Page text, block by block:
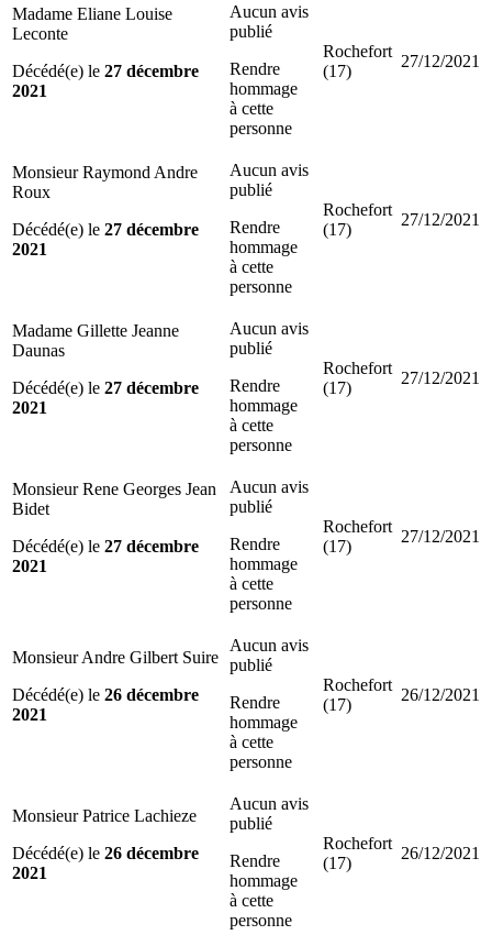
Madame Eliane Louise
Leconte
Décédé(e) le 27 décembre
2021
Aucun avis
publié
Rendre
hommage
à cette
personne
Rochefort
(17)
27/12/2021
Monsieur Raymond Andre
Roux
Décédé(e) le 27 décembre
2021
Aucun avis
publié
Rendre
hommage
à cette
personne
Rochefort
(17)
27/12/2021
Madame Gillette Jeanne
Daunas
Décédé(e) le 27 décembre
2021
Aucun avis
publié
Rendre
hommage
à cette
personne
Rochefort
(17)
27/12/2021
Monsieur Rene Georges Jean
Bidet
Décédé(e) le 27 décembre
2021
Aucun avis
publié
Rendre
hommage
à cette
personne
Rochefort
(17)
27/12/2021
Monsieur Andre Gilbert Suire
Décédé(e) le 26 décembre
2021
Aucun avis
publié
Rendre
hommage
à cette
personne
Rochefort
(17)
26/12/2021
Monsieur Patrice Lachieze
Décédé(e) le 26 décembre
2021
Aucun avis
publié
Rendre
hommage
à cette
personne
Rochefort
(17)
26/12/2021